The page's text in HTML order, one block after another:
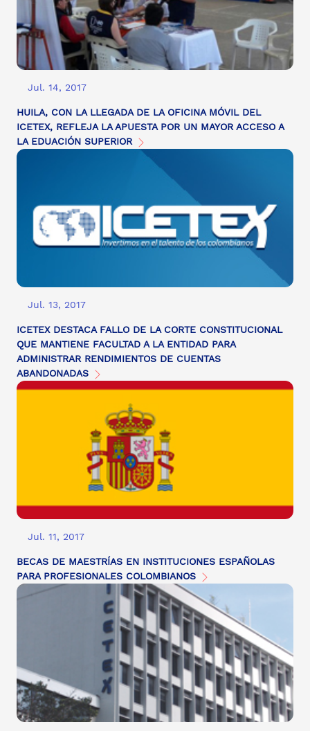
Jul. 14, 2017
HUILA, CON LA LLEGADA DE LA OFICINA MÓVIL DEL
ICETEX, REFLEJA LA APUESTA POR UN MAYOR ACCESO A
LA EDUACIÓN SUPERIOR
Jul. 13, 2017
ICETEX DESTACA FALLO DE LA CORTE CONSTITUCIONAL
QUE MANTIENE FACULTAD A LA ENTIDAD PARA
ADMINISTRAR RENDIMIENTOS DE CUENTAS
ABANDONADAS
Jul. 11, 2017
BECAS DE MAESTRÍAS EN INSTITUCIONES ESPAÑOLAS
PARA PROFESIONALES COLOMBIANOS